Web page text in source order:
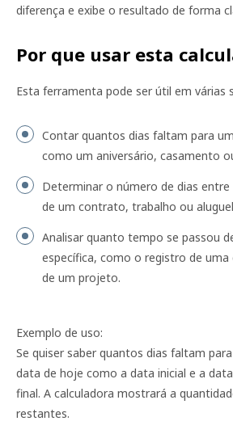
diferença e exibe o resultado de forma
Por que usar esta
Esta ferramenta pode ser útil em várias
Contar quantos dias faltam para
como um aniversário, casamento
Determinar o número de dias
de um contrato, trabalho ou
Analisar quanto tempo se passou
específica, como o registro de uma
de um projeto.
Exemplo de uso:
Se quiser saber quantos dias faltam
data de hoje como a data inicial e a
final. A calculadora mostrará a
restantes.